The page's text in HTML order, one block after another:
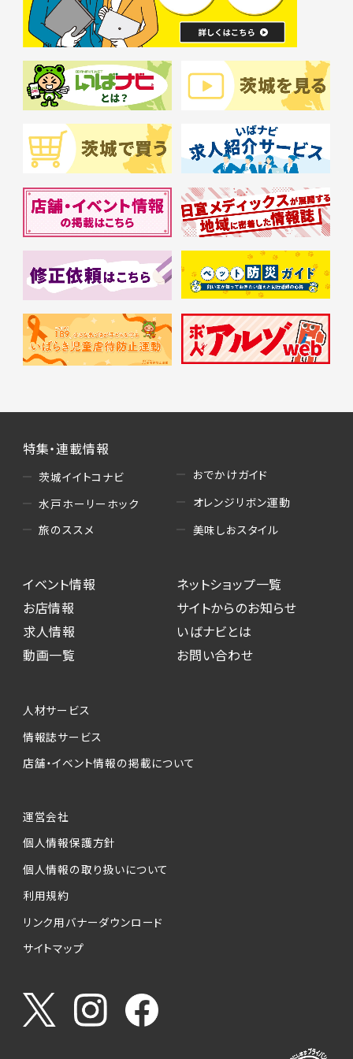
特集・連載情報
茨城イイトコナビ
水戸ホーリーホック
旅のススメ
おでかけガイド
オレンジリボン運動
美味しおスタイル
イベント情報
お店情報
求人情報
動画一覧
ネットショップ一覧
サイトからのお知らせ
いばナビとは
お問い合わせ
人材サービス
情報誌サービス
店舗・イベント情報の掲載について
運営会社
個人情報保護方針
個人情報の取り扱いについて
利用規約
リンク用バナーダウンロード
サイトマップ